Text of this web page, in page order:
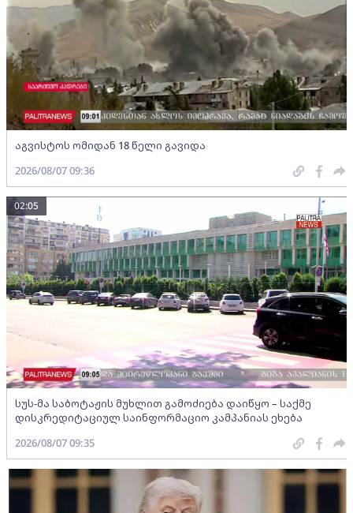
აგვისტოს ომიდან 18 წელი გავიდა
2026/08/07 09:36
სუს-მა საბოტაჟის მუხლით გამოძიება დაიწყო – საქმე
დისკრედიტაციულ საინფორმაციო კამპანიას ეხება
02:05
2026/08/07 09:35